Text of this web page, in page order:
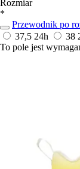
Rozmiar
*
Przewodnik po
37,5 24h 38
To pole jest